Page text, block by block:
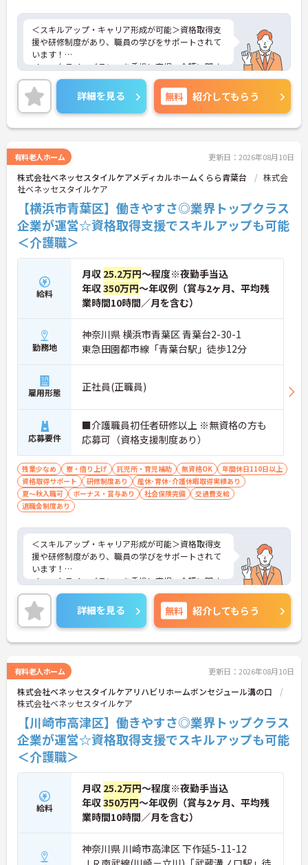
＜スキルアップ・キャリア形成が可能＞資格取得支
援や研修制度があり、職員の学びをサポートされて
います！
＜ワークライフバランスを重視＞育児・介護に関す
る制度や社宅制度、各種手当など、長く安心して働
きやすい環境が整っています。
＜寄り添ったケアの実施＞利用者さまに深く寄り添
ったサービスの提供を目指し、職員の専門性を高め
るような人材育成にも注力されています。
詳細をお話ししますのでお気軽にご相談ください！
詳細を見る 無料 紹介してもらう
有料老人ホーム 更新日：2026年08月10日
株式会社ベネッセスタイルケアメディカルホームくらら青葉台
株式会
社ベネッセスタイルケア
【横浜市青葉区】働きやすさ◎業界トップクラス
企業が運営☆資格取得支援でスキルアップも可能
＜介護職＞
給料
月収 25.2万円～程度※夜勤手当込
年収350万円～年収例（賞与2ヶ月、平均残
業時間10時間／月を含む）
勤務地
神奈川県 横浜市青葉区 青葉台2-30-1
東急田園都市線「青葉台駅」徒歩12分
雇用形態 正社員(正職員)
応募要件
■介護職員初任者研修以上 ※無資格の方も
応募可（資格支援制度あり）
残業少なめ 寮・借り上げ 託児所・育児補助 無資格OK
年間休日110日以上
資格取得サポート
研修制度あり
産休･育休･介護休暇取得実績あり
夏～秋入職可
ボーナス・賞与あり 社会保険完備
交通費支給
退職金制度あり
＜スキルアップ・キャリア形成が可能＞資格取得支
援や研修制度があり、職員の学びをサポートされて
います！
＜ワークライフバランスを重視＞育児・介護に関す
る制度や社宅制度、各種手当など、長く安心して働
きやすい環境が整っています。
＜寄り添ったケアの実施＞利用者さまに深く寄り添
ったサービスの提供を目指し、職員の専門性を高め
るような人材育成にも注力されています。
詳細をお話ししますのでお気軽にご相談ください！
詳細を見る 無料 紹介してもらう
有料老人ホーム 更新日：2026年08月10日
株式会社ベネッセスタイルケアリハビリホームボンセジュール溝の口
株式会社ベネッセスタイルケア
【川崎市高津区】働きやすさ◎業界トップクラス
企業が運営☆資格取得支援でスキルアップも可能
＜介護職＞
給料
月収 25.2万円～程度※夜勤手当込
年収350万円～年収例（賞与2ヶ月、平均残
業時間10時間／月を含む）
神奈川県 川崎市高津区 下作延5-11-12